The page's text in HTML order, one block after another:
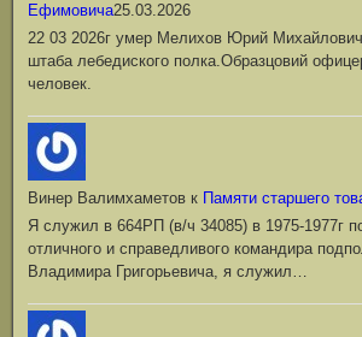
Ефимовича25.03.2026
22 03 2026г умер Мелихов Юрий
штаба лебедиского полка.Образцовий
человек.
Винер Валимхаметов к Памяти старшего
Я служил в 664РП (в/ч 34085) в 1975-1977г
отличного и справедливого командира
Владимира Григорьевича, я служил…